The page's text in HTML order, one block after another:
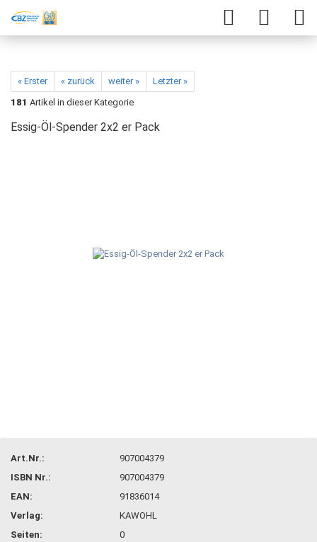
« Erster « zurück weiter »
Letzter »
181 Artikel in dieser Kategorie
Essig-Öl-Spender 2x2 er Pack
Art.Nr.:
907004379
ISBN Nr.:
907004379
EAN:
91836014
Verlag:
KAWOHL
Seiten:
0